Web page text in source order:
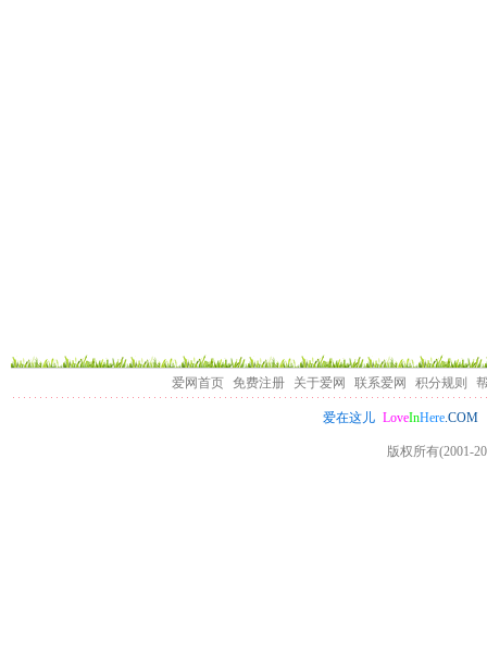
爱网首页 免费注册 关于爱网 联系爱网 积分规则
爱在这儿 LoveInHere.COM
版权所有(2001-